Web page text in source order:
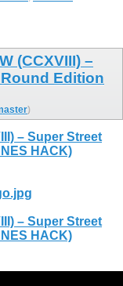
(CCXVIII) –
Edition
)
– Super Street
HACK)
– Super Street
HACK)